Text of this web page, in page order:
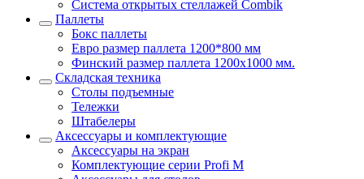
Система открытых стеллажей Combik
Паллеты
Бокс паллеты
Евро размер паллета 1200*800 мм
Финский размер паллета 1200х1000 мм.
Складская техника
Столы подъемные
Тележки
Штабелеры
Аксессуары и комплектующие
Аксессуары на экран
Комплектующие серии Profi M